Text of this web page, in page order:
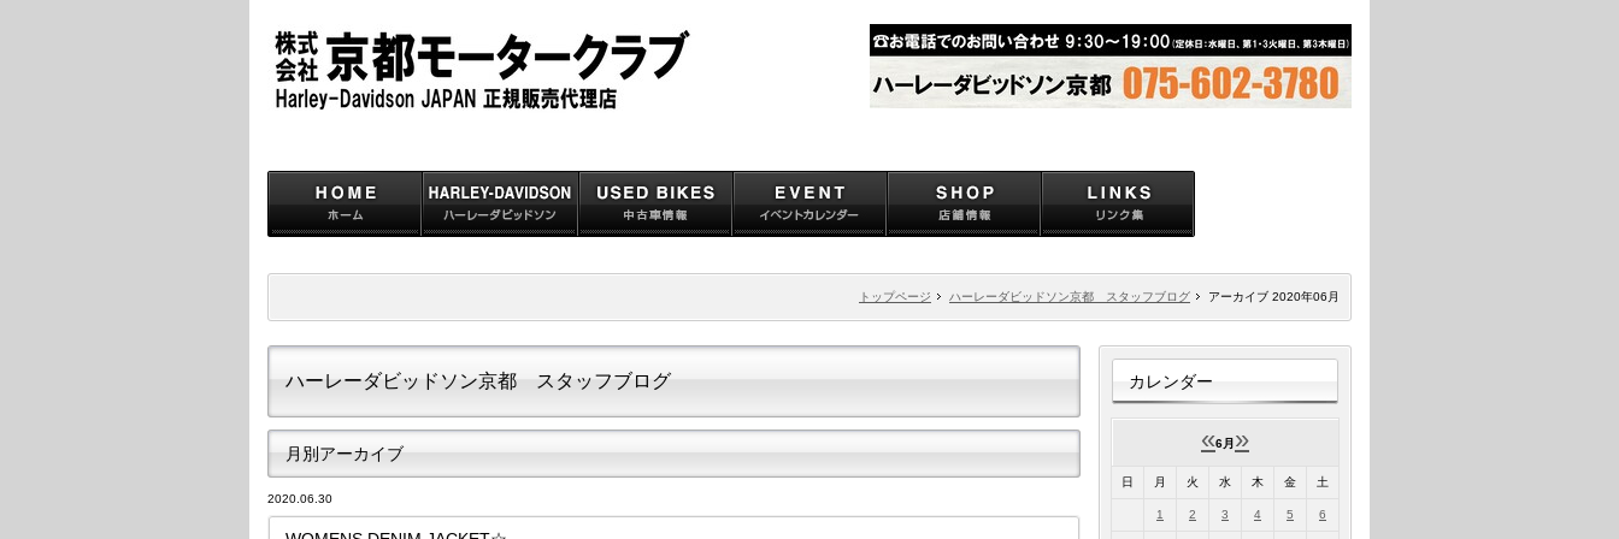
トップページ ハーレーダビッドソン京都 スタッフブログ アーカイブ 2020年06月
ハーレーダビッドソン京都 スタッフブログ
月別アーカイブ
2020.06.30
カレンダー
«6月 »
日 月 火 水 木 金 土
1 2 3 4 5 6